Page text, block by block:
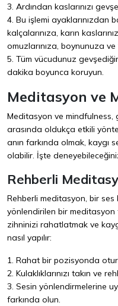
3. Ardından kaslarınızı
4. Bu işlemi ayaklarınızdan
kalçalarınıza, karın
omuzlarınıza, boynunuza
5. Tüm vücudunuz
dakika boyunca koruyun.
Meditasyon ve
Meditasyon ve mindfulness,
arasında oldukça etkili
anın farkında olmak, kaygı
olabilir. İşte
Rehberli
Rehberli meditasyon, bir ses
yönlendirilen bir
zihninizi rahatlatmak ve
nasıl yapılır:
1. Rahat bir pozisyonda
2. Kulaklıklarınızı takın ve
3. Sesin yönlendirmelerine
farkında olun.